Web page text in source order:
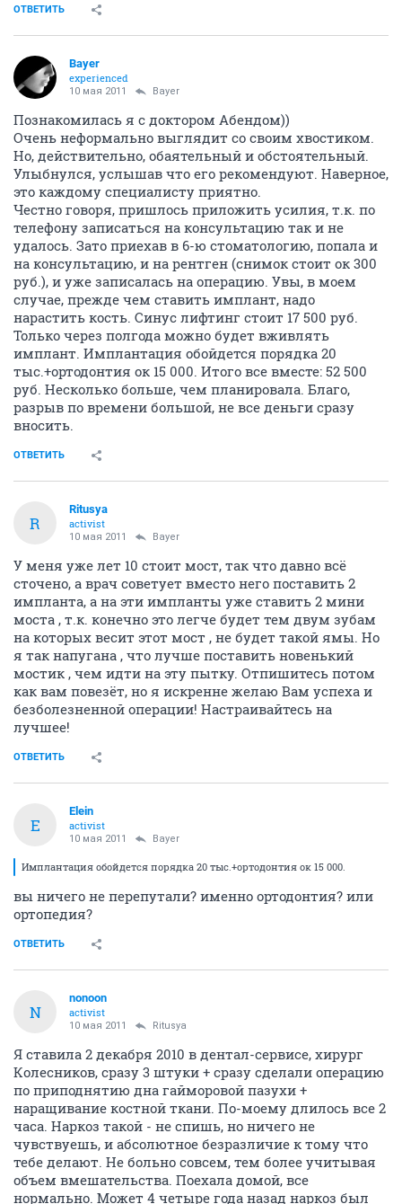
ОТВЕТИТЬ
Bayer
experienced
10 мая 2011 Bayer
Познакомилась я с доктором Абендом))
Очень неформально выглядит со своим хвостиком.
Но, действительно, обаятельный и обстоятельный.
Улыбнулся, услышав что его рекомендуют. Наверное,
это каждому специалисту приятно.
Честно говоря, пришлось приложить усилия, т.к. по
телефону записаться на консультацию так и не
удалось. Зато приехав в 6-ю стоматологию, попала и
на консультацию, и на рентген (снимок стоит ок 300
руб.), и уже записалась на операцию. Увы, в моем
случае, прежде чем ставить имплант, надо
нарастить кость. Синус лифтинг стоит 17 500 руб.
Только через полгода можно будет вживлять
имплант. Имплантация обойдется порядка 20
тыс.+ортодонтия ок 15 000. Итого все вместе: 52 500
руб. Несколько больше, чем планировала. Благо,
разрыв по времени большой, не все деньги сразу
вносить.
ОТВЕТИТЬ
R
Ritusya
activist
10 мая 2011 Bayer
У меня уже лет 10 стоит мост, так что давно всё
сточено, а врач советует вместо него поставить 2
импланта, а на эти импланты уже ставить 2 мини
моста , т.к. конечно это легче будет тем двум зубам
на которых весит этот мост , не будет такой ямы. Но
я так напугана , что лучше поставить новенький
мостик , чем идти на эту пытку. Отпишитесь потом
как вам повезёт, но я искренне желаю Вам успеха и
безболезненной операции! Настраивайтесь на
лучшее!
ОТВЕТИТЬ
E
Elein
activist
10 мая 2011 Bayer
Имплантация обойдется порядка 20 тыс.+ортодонтия ок 15 000.
вы ничего не перепутали? именно ортодонтия? или
ортопедия?
ОТВЕТИТЬ
N
nonoon
activist
10 мая 2011 Ritusya
Я ставила 2 декабря 2010 в дентал-сервисе, хирург
Колесников, сразу 3 штуки + сразу сделали операцию
по приподнятию дна гайморовой пазухи +
наращивание костной ткани. По-моему длилось все 2
часа. Наркоз такой - не спишь, но ничего не
чувствуешь, и абсолютное безразличие к тому что
тебе делают. Не больно совсем, тем более учитывая
объем вмешательства. Поехала домой, все
нормально. Может 4 четыре года назад наркоз был